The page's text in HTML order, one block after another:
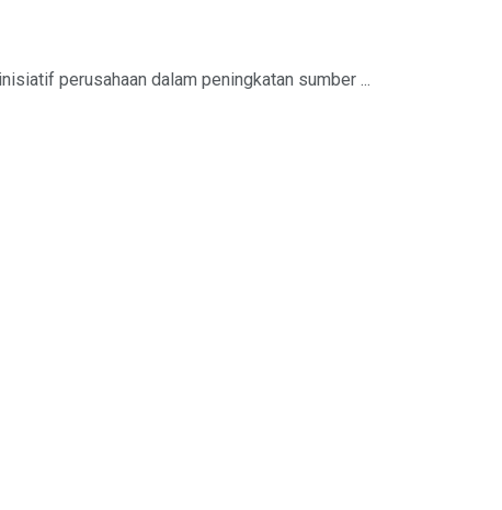
perusahaan dalam peningkatan sumber ...